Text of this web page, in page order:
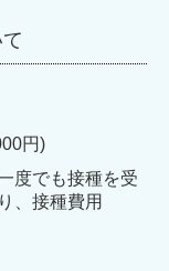
円)
度でも接種を受
、接種費用